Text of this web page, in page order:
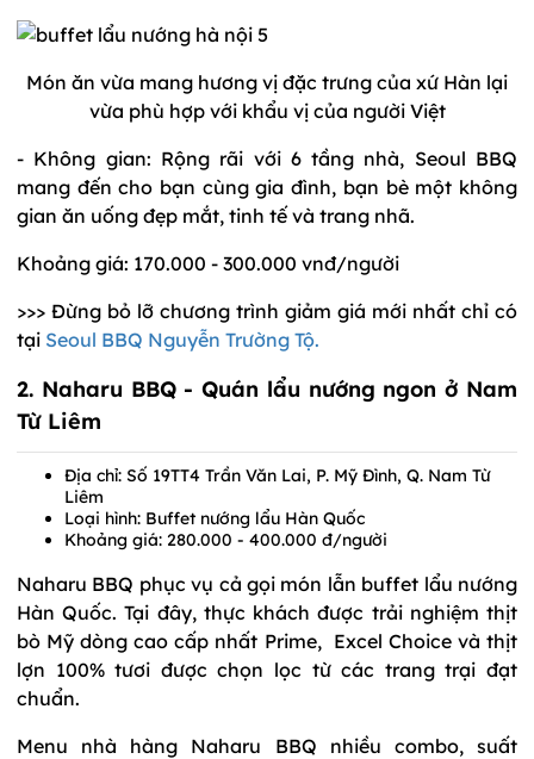
Món ăn vừa mang hương vị đặc trưng của xứ Hàn lại
vừa phù hợp với khẩu vị của người Việt
- Không gian: Rộng rãi với 6 tầng nhà, Seoul BBQ
mang đến cho bạn cùng gia đình, bạn bè một không
gian ăn uống đẹp mắt, tinh tế và trang nhã.
Khoảng giá: 170.000 - 300.000 vnđ/người
>>> Đừng bỏ lỡ chương trình giảm giá mới nhất chỉ có
tại Seoul BBQ Nguyễn Trường Tộ.
2. Naharu BBQ- Quán lẩu nướng ngon ở Nam
Từ Liêm
Địa chỉ: Số 19TT4 Trần Văn Lai, P. Mỹ Đình, Q. Nam Từ
Liêm
Loại hình: Buffet nướng lẩu Hàn Quốc
Khoảng giá: 280.000 - 400.000 đ/người
Naharu BBQ phục vụ cả gọi món lẫn buffet lẩu nướng
Hàn Quốc. Tại đây, thực khách được trải nghiệm thịt
bò Mỹ dòng cao cấp nhất Prime, Excel Choice và thịt
lợn 100% tươi được chọn lọc từ các trang trại đạt
chuẩn.
Menu nhà hàng Naharu BBQ nhiều combo, suất